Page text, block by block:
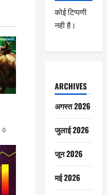
0
कोई टिप्पणी
नही है।
ARCHIVES
अगस्त 2026
जुलाई 2026
जून 2026
मई 2026